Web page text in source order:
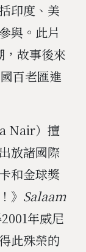
印度、美
與。此片
故事後來
百老匯進
Nair）擅
放諸國際
和金球獎
》 Salaam
年威尼
此殊榮的